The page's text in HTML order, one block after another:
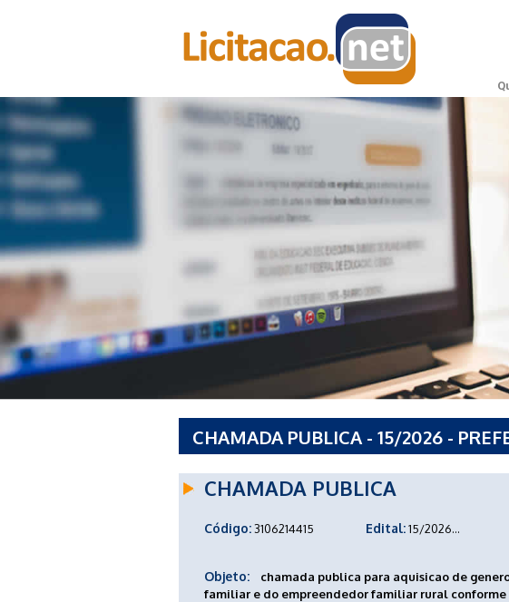
CHAMADA PUBLICA - 15/2026 -
CHAMADA PUBLICA
Código:3106214415 Edital:15/2026...
Objeto:
chamada publica para aquisicao de
familiar e do empreendedor familiar rural conforme